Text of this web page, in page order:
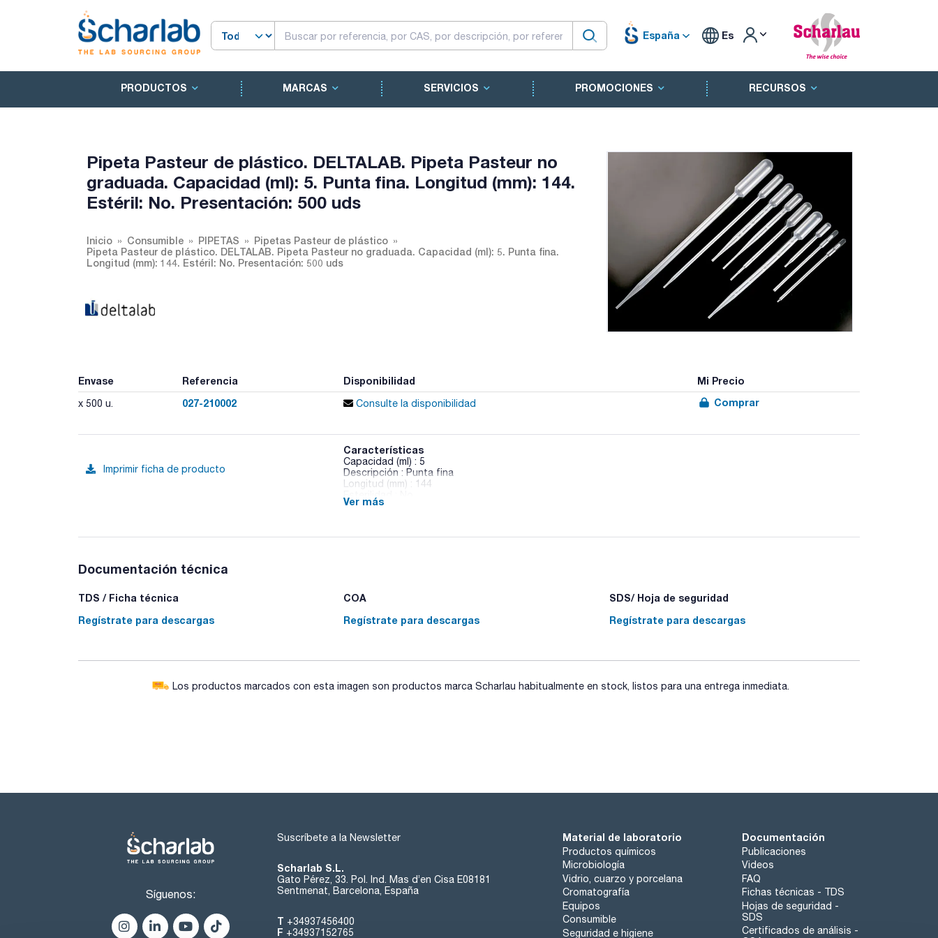
España Es
PRODUCTOS MARCAS SERVICIOS PROMOCIONES RECURSOS
Pipeta Pasteur de plástico. DELTALAB. Pipeta Pasteur no
graduada. Capacidad (ml): 5. Punta fina. Longitud (mm): 144.
Estéril: No. Presentación: 500 uds
Inicio Consumible PIPETAS
Pipetas Pasteur de plástico
Pipeta Pasteur de plástico. DELTALAB. Pipeta Pasteur no graduada. Capacidad (ml): 5. Punta fina.
Longitud (mm): 144. Estéril: No. Presentación: 500 uds
Envase Referencia Disponibilidad Mi Precio
x 500 u. 027-210002 Consulte la disponibilidad Comprar
Imprimir ficha de producto
Características
Capacidad (ml) : 5
Descripción : Punta fina
Longitud (mm) : 144
Presentación : Bolsas 500 uds.
Pipetas Pasteur en polietileno transparente. Tolerancia volumétrica ±10%.
Ver más
Documentación técnica
TDS / Ficha técnica
Regístrate para descargas
COA
Regístrate para descargas
SDS/ Hoja de seguridad
Regístrate para descargas
Los productos marcados con esta imagen son productos marca Scharlau habitualmente en stock, listos para una entrega inmediata.
Síguenos:
Suscríbete a la Newsletter
Scharlab S.L.
Gato Pérez, 33. Pol. Ind. Mas d’en Cisa E08181
Sentmenat, Barcelona, España
T +34937456400
F +34937152765
Material de laboratorio
Productos químicos
Microbiología
Vidrio, cuarzo y porcelana
Cromatografía
Equipos
Consumible
Seguridad e higiene
Documentación
Publicaciones
Videos
FAQ
Fichas técnicas - TDS
Hojas de seguridad -
SDS
Certificados de análisis -